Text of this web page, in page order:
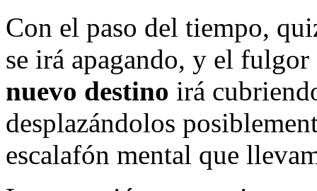
Con el paso del tiempo,
se irá apagando, y el
nuevo destino irá
desplazándolos
escalafón mental que